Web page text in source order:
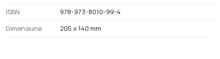
ISBN
978-973-8010-99-4
Dimensiune
205 x 140 mm